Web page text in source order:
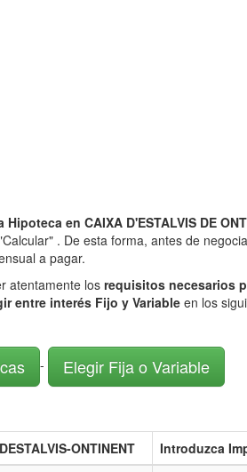
en CAIXA D'ESTALVIS DE
. De esta forma, antes de
a pagar.
atentamente los requisitos necesarios
entre interés Fijo y Variable en los
- Elegir Fija o Variable
ONTINENT
Introduzca